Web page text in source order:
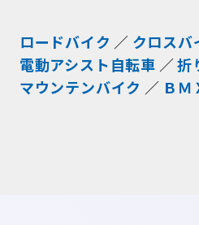
ロードバイク クロスバ
電動アシスト自転車
折
マウンテンバイク
ＢＭ